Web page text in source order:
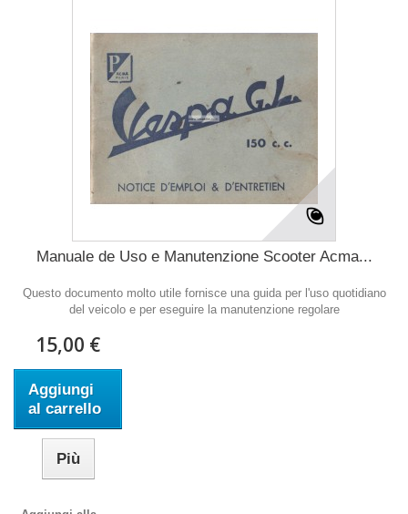
Manuale de Uso e Manutenzione Scooter Acma...
Questo documento molto utile fornisce una guida per l'uso quotidiano
del veicolo e per eseguire la manutenzione regolare
15,00 €
Aggiungi
al carrello
Più